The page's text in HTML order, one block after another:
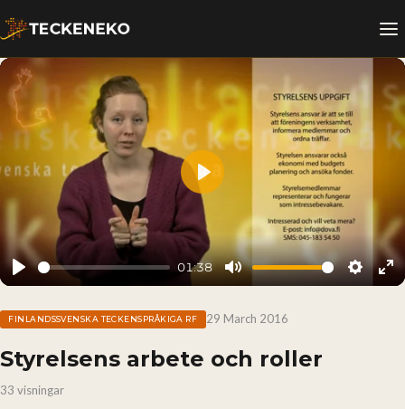
Play
01:38
Mute
Play
FINLANDSSVENSKA TECKENSPRÅKIGA RF 29 March 2016
Styrelsens arbete och roller
33 visningar